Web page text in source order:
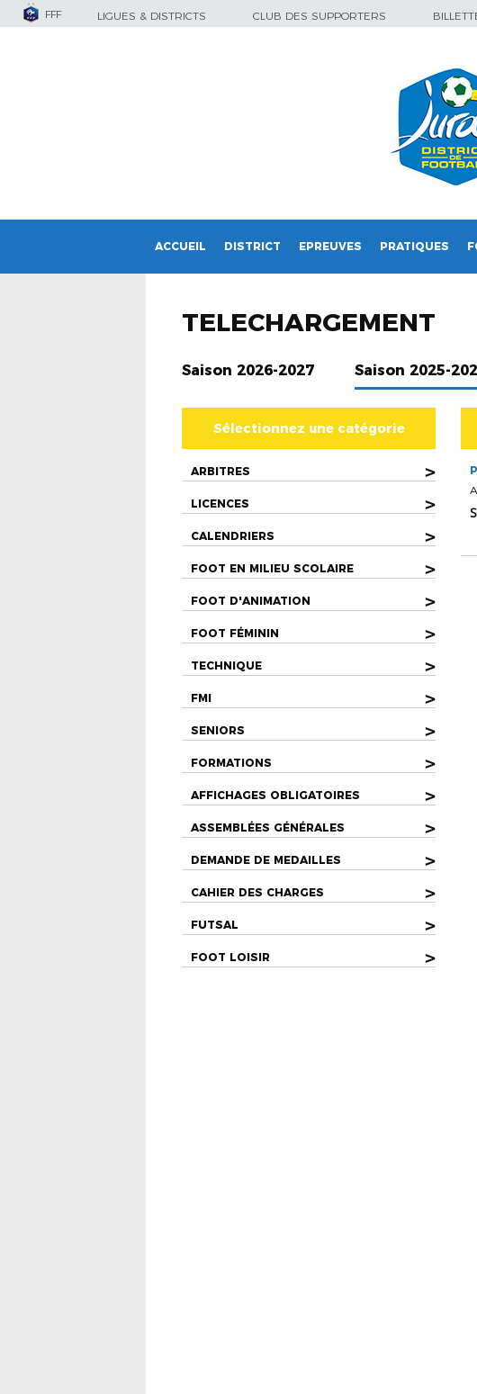
FFF LIGUES & DISTRICTS CLUB DES SUPPORTERS
ACCUEIL DISTRICT EPREUVES PRATIQUES
TELECHARGEMENT
Saison 2026-2027 Saison 2025-
Sélectionnez une catégorie
ARBITRES >
LICENCES >
CALENDRIERS >
FOOT EN MILIEU SCOLAIRE >
FOOT D'ANIMATION >
FOOT FÉMININ >
TECHNIQUE >
FMI >
SENIORS >
FORMATIONS >
AFFICHAGES OBLIGATOIRES >
ASSEMBLÉES GÉNÉRALES >
DEMANDE DE MEDAILLES >
CAHIER DES CHARGES >
FUTSAL >
FOOT LOISIR >